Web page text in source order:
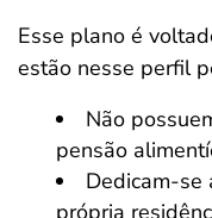
Esse plano é
estão nesse perfil
Não
pensão
Dedicam-se
própria